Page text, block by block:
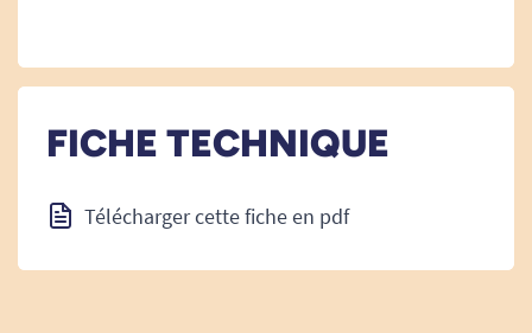
FICHE TECHNIQUE
Télécharger cette fiche en pdf